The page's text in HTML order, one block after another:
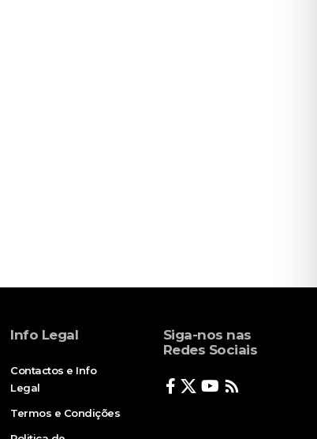
Info Legal
Contactos e Info
Legal
Termos e Condições
Siga-nos nas
Redes Sociais